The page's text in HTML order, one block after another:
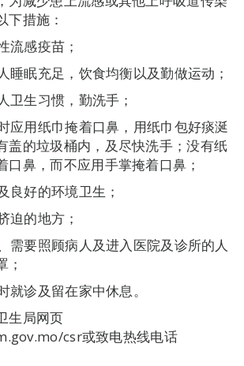
下措施：
流感疫苗；
睡眠充足，饮食均衡以及勤做运动；
卫生习惯，勤洗手；
应用纸巾掩着口鼻，用纸巾包好痰涎
盖的垃圾桶内，及尽快洗手；没有纸
口鼻，而不应用手掌掩着口鼻；
良好的环境卫生；
迫的地方；
需要照顾病人及进入医院及诊所的人
；
就诊及留在家中休息。
生局网页
csr或致电热线电话